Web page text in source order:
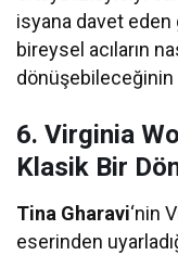
isyana davet eden
bireysel acıların
6. Virginia
Klasik Bir
Tina Gharavi‘nin
eserinden